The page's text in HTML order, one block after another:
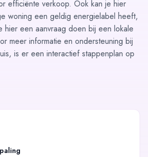
efficiënte verkoop. Ook kan je hier
woning een geldig energielabel heeft,
hier een aanvraag doen bij een lokale
meer informatie en ondersteuning bij
is er een interactief stappenplan op